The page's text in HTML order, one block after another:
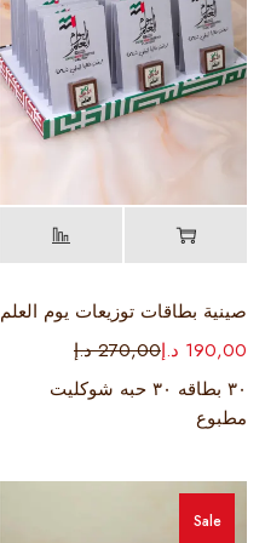
صينية بطاقات توزيعات يوم العلم
270,00 د.إ 190,00 د.إ
٣٠ بطاقه ٣٠ حبه شوكليت
مطبوع
Sale